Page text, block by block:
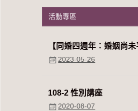
活動專區
【同婚四週年：婚姻尚
2023-05-26
108-2 性別講座
2020-08-07